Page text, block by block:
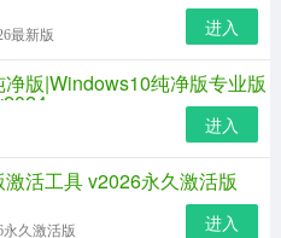
最新版 进入
版|Windows10纯净版专业版
进入
活工具 v2026永久激活版
永久激活版 进入